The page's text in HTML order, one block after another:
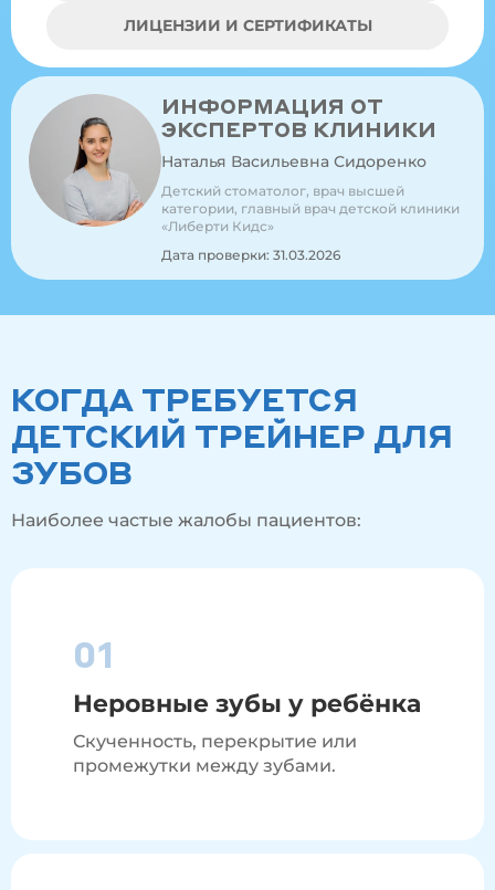
ЛИЦЕНЗИИ И СЕРТИФИКАТЫ
ИНФОРМАЦИЯ ОТ
ЭКСПЕРТОВ КЛИНИКИ
Наталья Васильевна Сидоренко
Детский стоматолог, врач высшей
категории, главный врач детской клиники
«Либерти Кидс»
Дата проверки: 31.03.2026
КОГДА ТРЕБУЕТСЯ
ДЕТСКИЙ ТРЕЙНЕР ДЛЯ
ЗУБОВ
Наиболее частые жалобы пациентов:
01
Неровные зубы у ребёнка
Скученность, перекрытие или
промежутки между зубами.